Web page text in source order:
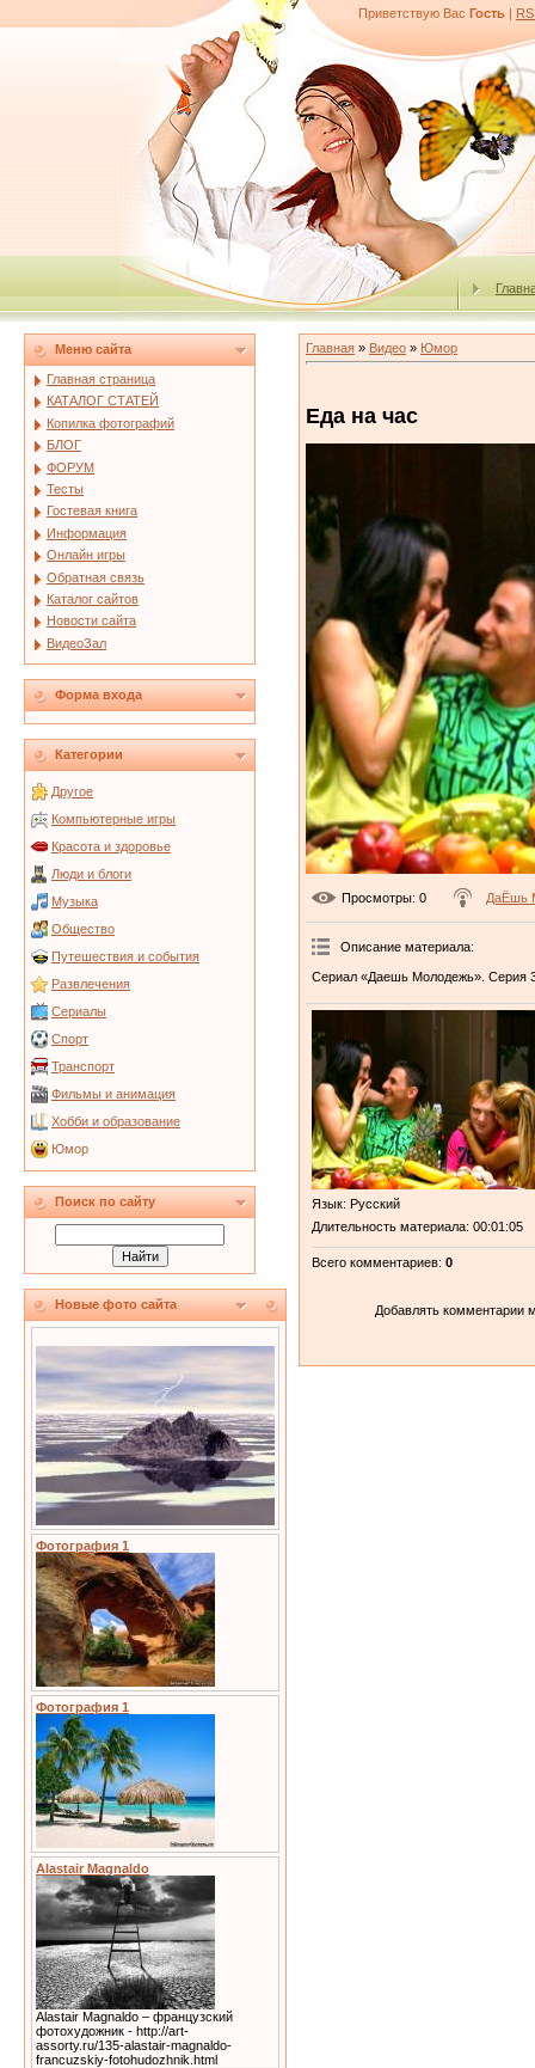
Приветствую Вас Гость |
Меню сайта
Главная страница
КАТАЛОГ СТАТЕЙ
Копилка фотографий
БЛОГ
ФОРУМ
Тесты
Гостевая книга
Информация
Онлайн игры
Обратная связь
Каталог сайтов
Новости сайта
ВидеоЗал
Форма входа
Категории
Другое
Компьютерные игры
Красота и здоровье
Люди и блоги
Музыка
Общество
Путешествия и события
Развлечения
Сериалы
Спорт
Транспорт
Фильмы и анимация
Хобби и образование
Юмор
Поиск по сайту
Новые фото сайта
Фотография 1
Фотография 1
Alastair Magnaldo
Alastair Magnaldo – французский
фотохудожник - http://art-
assorty.ru/135-alastair-magnaldo-
francuzskiy-fotohudozhnik.html
Главная » Видео » Юмор
Еда на час
Просмотры: 0 ДаЁшь
Описание материала:
Сериал «Даешь Молодежь». Серия
Язык: Русский
Длительность материала: 00:01:05
Всего комментариев: 0
Добавлять комментарии